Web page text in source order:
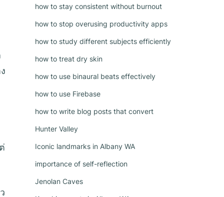
how to stay consistent without burnout
how to stop overusing productivity apps
how to study different subjects efficiently
how to treat dry skin
how to use binaural beats effectively
how to use Firebase
how to write blog posts that convert
Hunter Valley
Iconic landmarks in Albany WA
importance of self-reflection
Jenolan Caves